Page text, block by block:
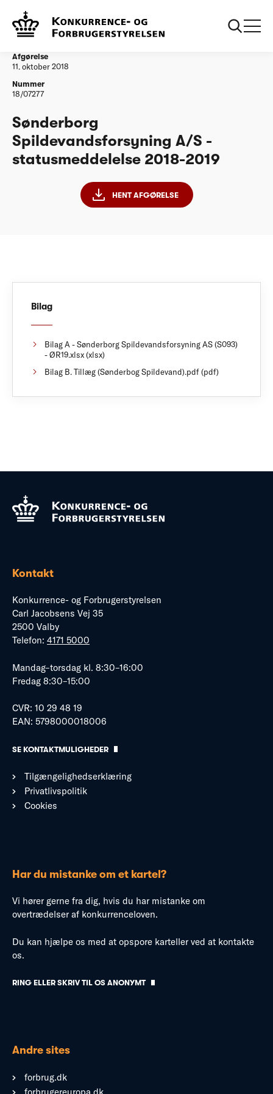
Vandtilsyn
statusmeddelelse 2018-2019
Afgørelse
11. oktober 2018
Nummer
18/07277
Sønderborg
Spildevandsforsyning A/S -
statusmeddelelse 2018-2019
HENT AFGØRELSE
Bilag
Bilag A - Sønderborg Spildevandsforsyning AS (S093)
- ØR19.xlsx (xlsx)
Bilag B. Tillæg (Sønderbog Spildevand).pdf (pdf)
Kontakt
Konkurrence- og Forbrugerstyrelsen
Carl Jacobsens Vej 35
2500 Valby
Telefon: 4171 5000
Mandag–torsdag kl. 8:30–16:00
Fredag 8:30–15:00
CVR: 10 29 48 19
EAN: 5798000018006
SE KONTAKTMULIGHEDER
Tilgængelighedserklæring
Privatlivspolitik
Cookies
Har du mistanke om et kartel?
Vi hører gerne fra dig, hvis du har mistanke om
overtrædelser af konkurrenceloven.
Du kan hjælpe os med at opspore karteller ved at kontakte
os.
RING ELLER SKRIV TIL OS ANONYMT
Andre sites
forbrug.dk